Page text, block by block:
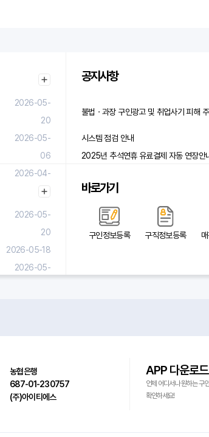
2026-05-
20
2026-05-
06
2026-04-
29
2026-05-
20
2026-05-18
2026-05-
공지사항
불법ㆍ과장 구인광고 및 취업사기 피해
시스템 점검 안내
2025년 추석연휴 유료결제 자동 연장안
바로가기
구인정보등록 구직정보등록
농협은행
687-01-230757
(주)아이티에스
APP 다운로드
언제 어디서나 원하는 구
확인하세요!